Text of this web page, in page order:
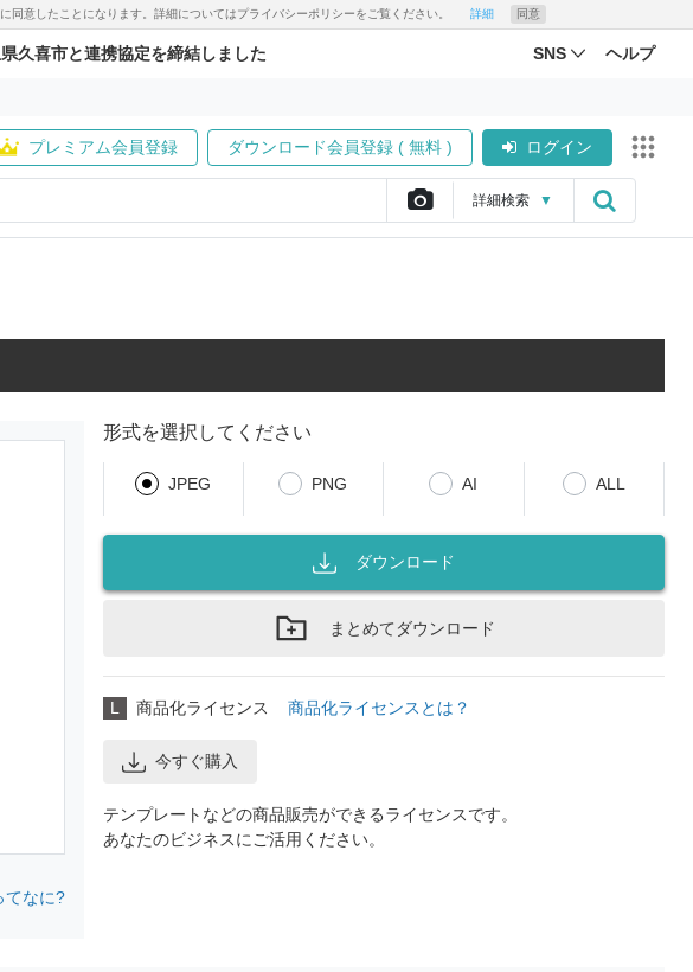
意したことになります。詳細についてはプライバシーポリシーをご覧ください。 詳細 同意
久喜市と連携協定を締結しました SNS ヘルプ
プレミアム会員登録 ダウンロード会員登録 ( 無料 ) ログイン
詳細検索 ▼
てなに?
形式を選択してください
JPEG PNG AI ALL
ダウンロード
まとめてダウンロード
L 商品化ライセンス 商品化ライセンスとは？
今すぐ購入
テンプレートなどの商品販売ができるライセンスです。
あなたのビジネスにご活用ください。